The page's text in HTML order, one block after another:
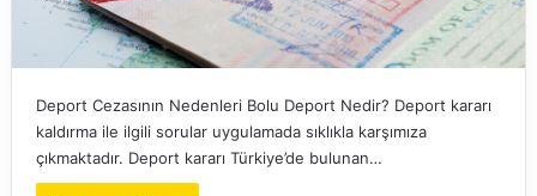
Deport Cezasının Nedenleri Bolu Deport Nedir? Deport kararı
kaldırma ile ilgili sorular uygulamada sıklıkla karşımıza
çıkmaktadır. Deport kararı Türkiye’de bulunan…